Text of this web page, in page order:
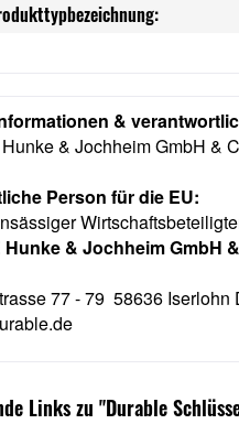
&
& Jochheim GmbH &
Person für die EU:
& Jochheim GmbH
77 - 79 58636 Iserlohn
Links zu "Durable